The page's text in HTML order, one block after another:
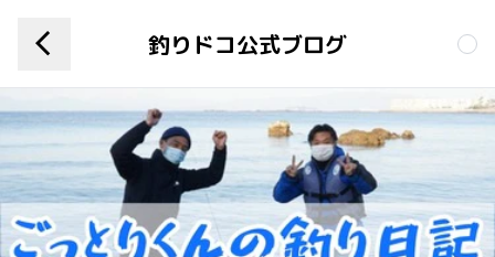
釣りドコ公式ブログ